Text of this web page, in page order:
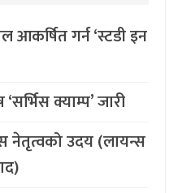
आकर्षित गर्न ‘स्टडी इन
क्याम्प’ जारी
नेतृत्वको उदय (लायन्स